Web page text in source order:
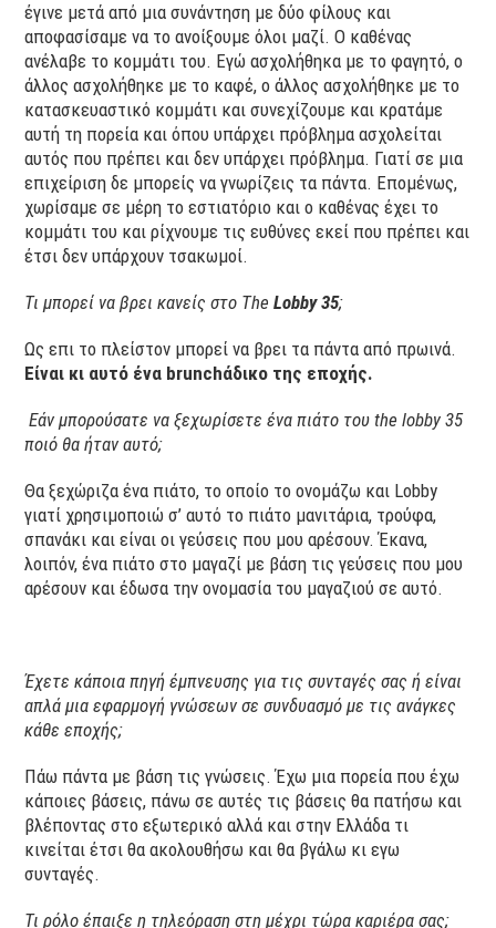
έγινε μετά από μια συνάντηση με δύο φίλους και
αποφασίσαμε να το ανοίξουμε όλοι μαζί. Ο καθένας
ανέλαβε το κομμάτι του. Εγώ ασχολήθηκα με το φαγητό, ο
άλλος ασχολήθηκε με το καφέ, ο άλλος ασχολήθηκε με το
κατασκευαστικό κομμάτι και συνεχίζουμε και κρατάμε
αυτή τη πορεία και όπου υπάρχει πρόβλημα ασχολείται
αυτός που πρέπει και δεν υπάρχει πρόβλημα. Γιατί σε μια
επιχείριση δε μπορείς να γνωρίζεις τα πάντα. Επομένως,
χωρίσαμε σε μέρη το εστιατόριο και ο καθένας έχει το
κομμάτι του και ρίχνουμε τις ευθύνες εκεί που πρέπει και
έτσι δεν υπάρχουν τσακωμοί.
Τι μπορεί να βρει κανείς στο TheLobby 35;
Ως επι το πλείστον μπορεί να βρει τα πάντα από πρωινά.
Είναι κι αυτό ένα brunchάδικο της εποχής.
Εάν μπορούσατε να ξεχωρίσετε ένα πιάτο τουthelobby 35
ποιό θα ήταν αυτό;
Θα ξεχώριζα ένα πιάτο, το οποίο το ονομάζω και Lobby
γιατί χρησιμοποιώ σ’ αυτό το πιάτο μανιτάρια, τρούφα,
σπανάκι και είναι οι γεύσεις που μου αρέσουν. Έκανα,
λοιπόν, ένα πιάτο στο μαγαζί με βάση τις γεύσεις που μου
αρέσουν και έδωσα την ονομασία του μαγαζιού σε αυτό.
Έχετε κάποια πηγή έμπνευσης για τις συνταγές σας ή είναι
απλά μια εφαρμογή γνώσεων σε συνδυασμό με τις ανάγκες
κάθε εποχής;
Πάω πάντα με βάση τις γνώσεις. Έχω μια πορεία που έχω
κάποιες βάσεις, πάνω σε αυτές τις βάσεις θα πατήσω και
βλέποντας στο εξωτερικό αλλά και στην Ελλάδα τι
κινείται έτσι θα ακολουθήσω και θα βγάλω κι εγω
συνταγές.
Τι ρόλο έπαιξε η τηλεόραση στη μέχρι τώρα καριέρα σας;